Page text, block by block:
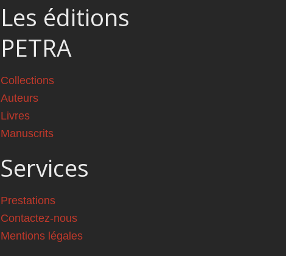
Les éditions
PETRA
Collections
Auteurs
Livres
Manuscrits
Services
Prestations
Contactez-nous
Mentions légales